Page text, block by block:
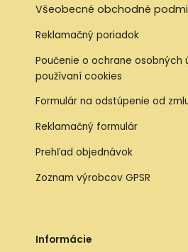
Všeobecné obchodné
Reklamačný poriadok
Poučenie o ochrane osobných
používaní cookies
Formulár na odstúpenie od
Reklamačný formulár
Prehľad objednávok
Zoznam výrobcov GPSR
Informácie